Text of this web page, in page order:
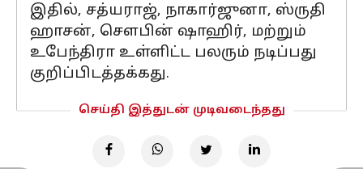
இதில், சத்யராஜ், நாகார்ஜுனா, ஸ்ருதி
ஹாசன், சௌபின் ஷாஹிர், மற்றும்
உபேந்திரா உள்ளிட்ட பலரும் நடிப்பது
குறிப்பிடத்தக்கது.
செய்தி இத்துடன் முடிவடைந்தது